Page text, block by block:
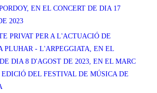
EN EL CONCERT DE DIA 17
2023
PRIVAT PER A L'ACTUACIÓ DE
PLUHAR - L'ARPEGGIATA, EN EL
DIA 8 D'AGOST DE 2023, EN EL MARC
DEL FESTIVAL DE MÚSICA DE